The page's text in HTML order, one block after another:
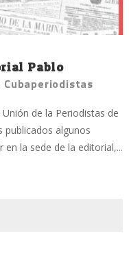
Pablo
Cubaperiodistas
de la Periodistas de
publicados algunos
la sede de la editorial,...